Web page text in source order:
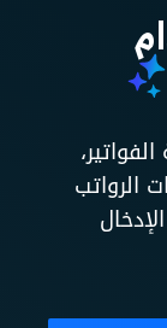
الرواتب